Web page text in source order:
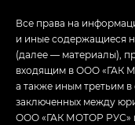
Все права на
и иные содержащиеся
(далее — материалы),
входящим в ООО «ГАК
а также иным третьим в
заключенных между
ООО «ГАК МОТОР РУС»